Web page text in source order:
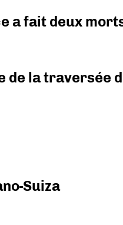
a fait deux
de la traversée
Suiza